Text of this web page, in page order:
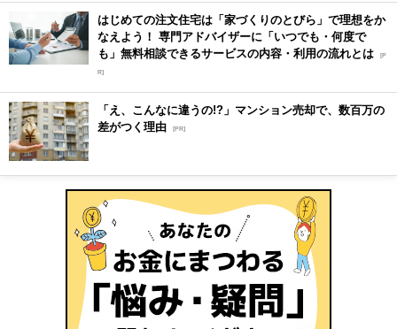
はじめての注文住宅は「家づくりのとびら」で理想をか
なえよう！ 専門アドバイザーに「いつでも・何度で
も」無料相談できるサービスの内容・利用の流れとは [P
R]
「え、こんなに違うの!?」マンション売却で、数百万の
差がつく理由 [PR]